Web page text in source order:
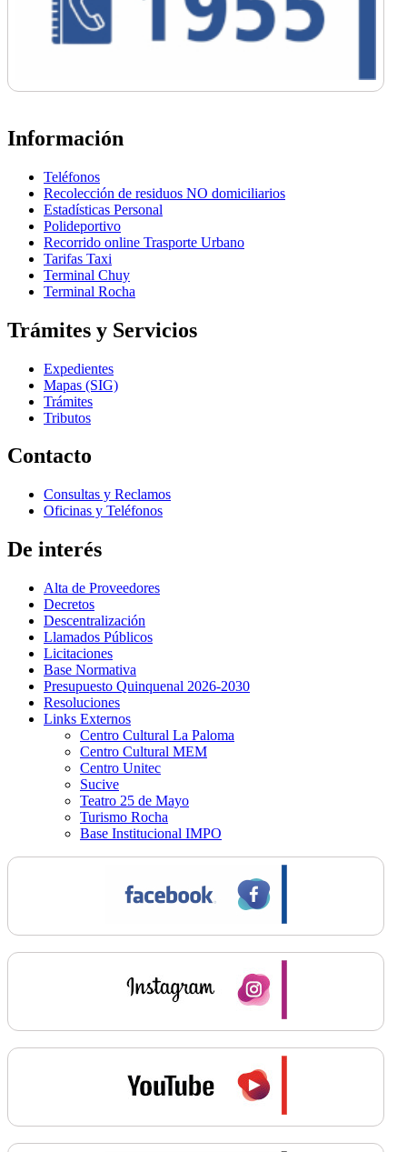
Información
Teléfonos
Recolección de residuos NO domiciliarios
Estadísticas Personal
Polideportivo
Recorrido online Trasporte Urbano
Tarifas Taxi
Terminal Chuy
Terminal Rocha
Trámites y Servicios
Expedientes
Mapas (SIG)
Trámites
Tributos
Contacto
Consultas y Reclamos
Oficinas y Teléfonos
De interés
Alta de Proveedores
Decretos
Descentralización
Llamados Públicos
Licitaciones
Base Normativa
Presupuesto Quinquenal 2026-2030
Resoluciones
Links Externos
Centro Cultural La Paloma
Centro Cultural MEM
Centro Unitec
Sucive
Teatro 25 de Mayo
Turismo Rocha
Base Institucional IMPO